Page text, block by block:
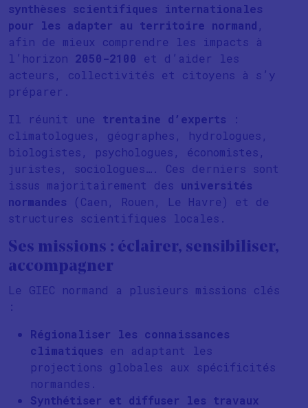
synthèses scientifiques internationales
pour les adapter au territoire normand ,
afin de mieux comprendre les impacts à
l’horizon 2050-2100 et d’aider les
acteurs, collectivités et citoyens à s’y
préparer.
Il réunit une trentaine d’experts :
climatologues, géographes, hydrologues,
biologistes, psychologues, économistes,
juristes, sociologues…. Ces derniers sont
issus majoritairement des universités
normandes (Caen, Rouen, Le Havre) et de
structures scientifiques locales.
Ses missions : éclairer, sensibiliser,
accompagner
Le GIEC normand a plusieurs missions clés
:
Régionaliser les connaissances
climatiques en adaptant les
projections globales aux spécificités
normandes.
Synthétiser et diffuser les travaux